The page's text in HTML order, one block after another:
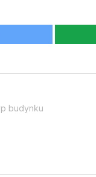
budynku